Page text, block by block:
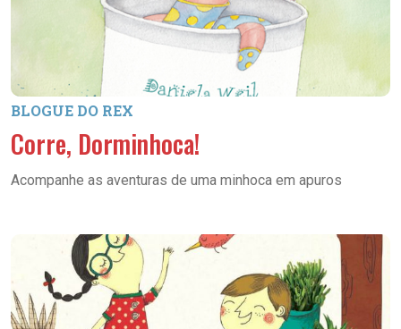
BLOGUE DO REX
Corre, Dorminhoca!
Acompanhe as aventuras de uma minhoca em apuros